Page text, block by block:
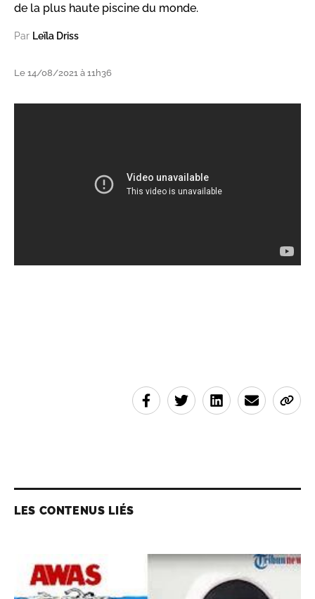
de la plus haute piscine du monde.
Par Leïla Driss
Le 14/08/2021 à 11h36
LES CONTENUS LIÉS